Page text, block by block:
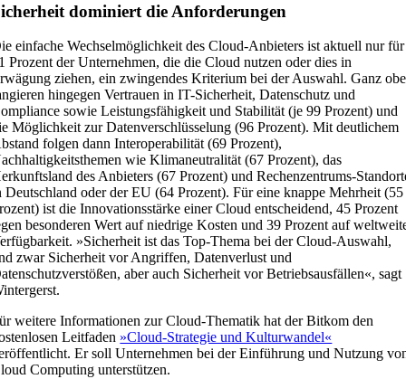
dominiert die Anforderungen
einfache Wechselmöglichkeit des Cloud-Anbieters ist aktuell nur für
Prozent der Unternehmen, die die Cloud nutzen oder dies in
ziehen, ein zwingendes Kriterium bei der Auswahl. Ganz
hingegen Vertrauen in IT-Sicherheit, Datenschutz und
sowie Leistungsfähigkeit und Stabilität (je 99 Prozent) und
Möglichkeit zur Datenverschlüsselung (96 Prozent). Mit deutlichem
folgen dann Interoperabilität (69 Prozent),
wie Klimaneutralität (67 Prozent), das
des Anbieters (67 Prozent) und Rechenzentrums-
Deutschland oder der EU (64 Prozent). Für eine knappe Mehrheit (55
ist die Innovationsstärke einer Cloud entscheidend, 45 Prozent
besonderen Wert auf niedrige Kosten und 39 Prozent auf
»Sicherheit ist das Top-Thema bei der Cloud-Auswahl,
zwar Sicherheit vor Angriffen, Datenverlust und
aber auch Sicherheit vor Betriebsausfällen«, sagt
weitere Informationen zur Cloud-Thematik hat der Bitkom den
Leitfaden »Cloud-Strategie und Kulturwandel«
Er soll Unternehmen bei der Einführung und Nutzung
Computing unterstützen.